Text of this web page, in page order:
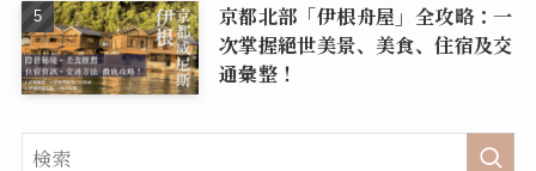
京都北部「伊根舟屋」全攻略：一
次掌握絕世美景、美食、住宿及交
通彙整！